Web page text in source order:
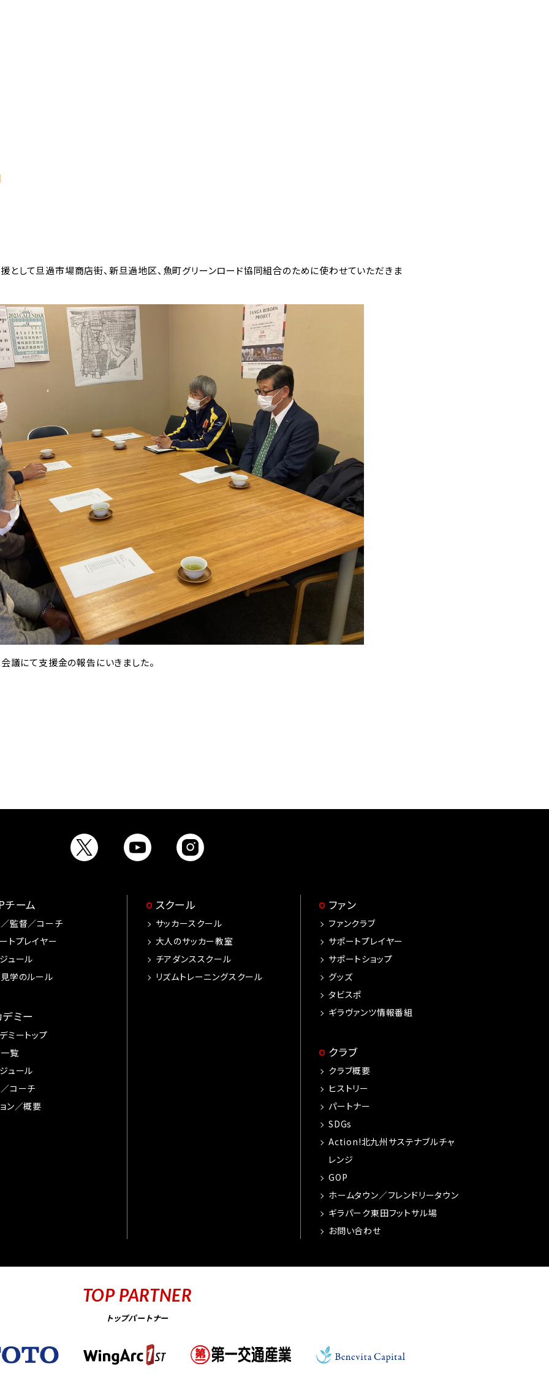
として旦過市場商店街、新旦過地区、魚町グリーンロード協同組合のために使わせていただきま
議にて支援金の報告にいきました。
チーム
監督／コーチ
トプレイヤー
ュール
学のルール
ミー
ミートップ
覧
ュール
コーチ
ン／概要
スクール
サッカースクール
大人のサッカー教室
チアダンススクール
リズムトレーニングスクール
ファン
ファンクラブ
サポートプレイヤー
サポートショップ
グッズ
タビスポ
ギラヴァンツ情報番組
クラブ
クラブ概要
ヒストリー
パートナー
SDGs
Action!北九州サステナブルチャ
レンジ
GOP
ホームタウン／フレンドリータウン
ギラパーク東田フットサル場
お問い合わせ
TOP PARTNER
トップパートナー